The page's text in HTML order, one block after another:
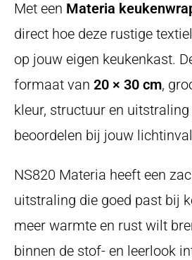
Met een Materia
direct hoe deze rustige
op jouw eigen keukenkast.
formaat van 20 × 30 cm,
kleur, structuur en uitstraling
beoordelen bij jouw
NS820 Materia heeft een
uitstraling die goed past bij
meer warmte en rust wilt
binnen de stof- en leerlook